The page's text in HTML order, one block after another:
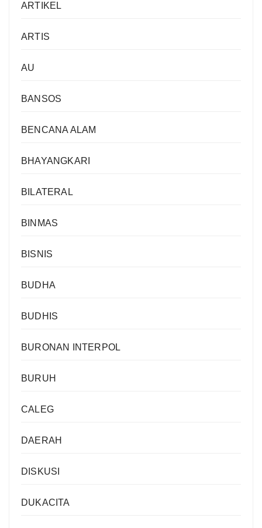
ARTIKEL
ARTIS
AU
BANSOS
BENCANA ALAM
BHAYANGKARI
BILATERAL
BINMAS
BISNIS
BUDHA
BUDHIS
BURONAN INTERPOL
BURUH
CALEG
DAERAH
DISKUSI
DUKACITA